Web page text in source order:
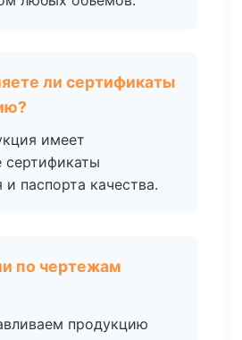
ли сертификаты
имеет
и паспорта качества.
по чертежам
продукцию